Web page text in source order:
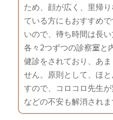
ため、顔が広く、里帰
ている方にもおすすめ
いので、待ち時間は長い
各々2つずつの診察室と
健診をされており、あ
せん。原則として、ほ
すので、コロコロ先生
などの不安も解消されま